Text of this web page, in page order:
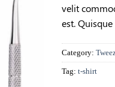
velit
est.
Category:
Tag: t-shirt